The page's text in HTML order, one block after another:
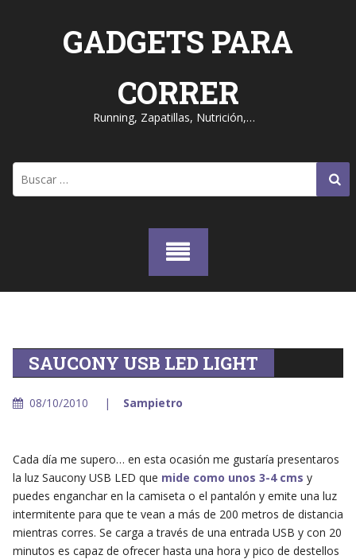
GADGETS PARA
CORRER
Running, Zapatillas, Nutrición,…
SAUCONY USB LED LIGHT
08/10/2010 Sampietro
Cada día me supero… en esta ocasión me gustaría presentaros
la luz Saucony USB LED que mide como unos 3-4 cms y
puedes enganchar en la camiseta o el pantalón y emite una luz
intermitente para que te vean a más de 200 metros de distancia
mientras corres. Se carga a través de una entrada USB y con 20
minutos es capaz de ofrecer hasta una hora y pico de destellos